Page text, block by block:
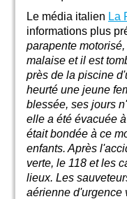
Le média italien La
informations plus
parapente
malaise et il est
près de la piscine
heurté une jeune
blessée, ses jours
elle a été évacuée
était bondée à ce
enfants. Après
verte, le 118 et les
lieux. Les
aérienne d'urgence